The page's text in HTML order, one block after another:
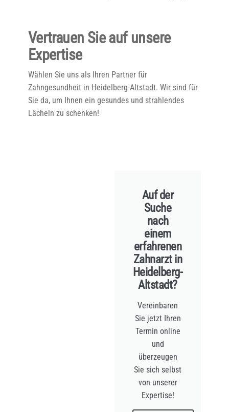
Vertrauen Sie auf unsere
Expertise
Wählen Sie uns als Ihren Partner für
Zahngesundheit in Heidelberg-Altstadt. Wir sind für
Sie da, um Ihnen ein gesundes und strahlendes
Lächeln zu schenken!
Auf der
Suche
nach
einem
erfahrenen
Zahnarzt in
Heidelberg-
Altstadt?
Vereinbaren
Sie jetzt Ihren
Termin online
und
überzeugen
Sie sich selbst
von unserer
Expertise!